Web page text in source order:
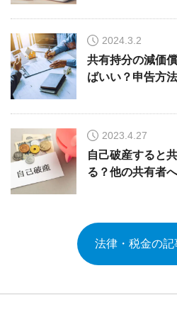
2024.3.2
共有持分の減価
ばいい？申告方
2023.4.27
自己破産すると
る？他の共有者
法律・税金の記